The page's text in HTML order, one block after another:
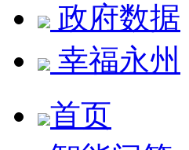
政府数据
幸福永州
首页